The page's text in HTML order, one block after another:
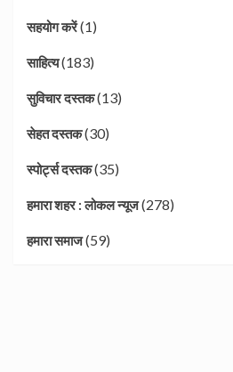
सहयोग करें(1)
साहित्य(183)
सुविचार दस्तक(13)
सेहत दस्तक(30)
स्पोर्ट्स दस्तक(35)
हमारा शहर : लोकल न्यूज(278)
हमारा समाज(59)